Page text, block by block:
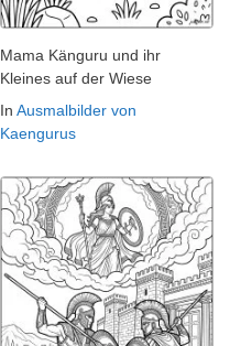
Mama Känguru und ihr
Kleines auf der Wiese
In Ausmalbilder von
Kaengurus